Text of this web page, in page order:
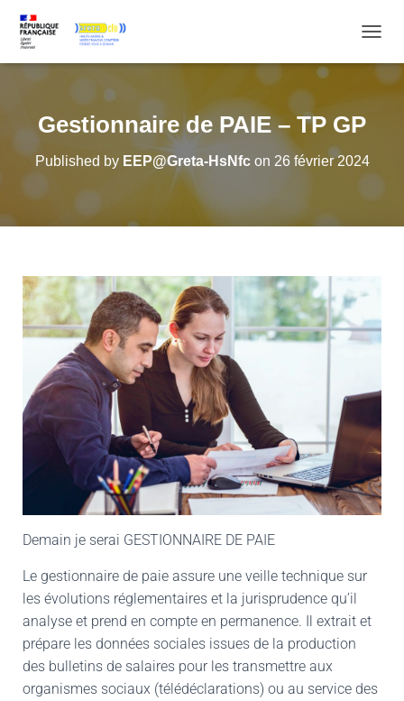
Gestionnaire de PAIE – TP GP
Published by EEP@Greta-HsNfcon 26 février 2024
Demain je serai GESTIONNAIRE DE PAIE
Le gestionnaire de paie assure une veille technique sur
les évolutions réglementaires et la jurisprudence qu’il
analyse et prend en compte en permanence. Il extrait et
prépare les données sociales issues de la production
des bulletins de salaires pour les transmettre aux
organismes sociaux (télédéclarations) ou au service des